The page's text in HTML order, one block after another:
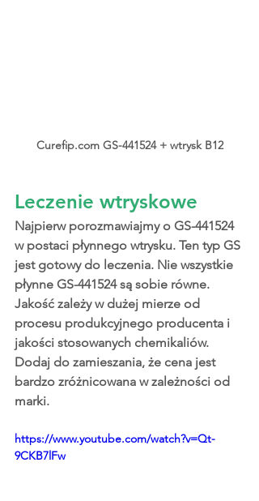
Curefip.com GS-441524 + wtrysk B12
Leczenie wtryskowe
Najpierw porozmawiajmy o GS-441524
w postaci płynnego wtrysku. Ten typ GS
jest gotowy do leczenia. Nie wszystkie
płynne GS-441524 są sobie równe.
Jakość zależy w dużej mierze od
procesu produkcyjnego producenta i
jakości stosowanych chemikaliów.
Dodaj do zamieszania, że ​​cena jest
bardzo zróżnicowana w zależności od
marki.
https://www.youtube.com/watch?v=Qt-
9CKB7lFw